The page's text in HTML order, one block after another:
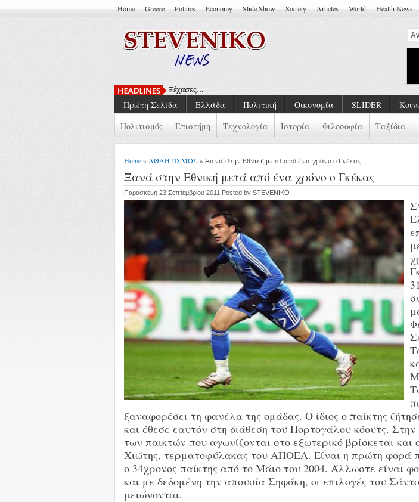
Home Greece Politics Economy Slide.Show Society Articles World Health News
Ξέχασες…
Πρώτη Σελίδα Ελλάδα Πολιτική Οικονομία SLIDER
Πολιτισμός
Επιστήμη Τεχνολογία Ιστορία Φιλοσοφία Ταξίδια
Home» ΑΘΛΗΤΙΣΜΟΣ» Ξανά στην Εθνική μετά από ένα χρόνο ο Γκέκας
Ξανά στην Εθνική μετά από ένα χρόνο ο Γκέκας
Παρασκευή 23 Σεπτεμβρίου 2011 Posted by STEVENIKO
ξαναφορέσει τη φανέλα της ομάδας. Ο ίδιος ο παίκτης
και έθεσε εαυτόν στη διάθεση του Πορτογάλου κόουτς.
των παικτών που αγωνίζονται στο εξωτερικό βρίσκεται και
Χιώτης, τερματοφύλακας του ΑΠΟΕΛ. Είναι η πρώτη φορά
ο 34χρονος παίκτης από το Μάιο του 2004. Άλλωστε είναι
και με δεδομένη την απουσία Σηφάκη, οι επιλογές του
μειώνονται.